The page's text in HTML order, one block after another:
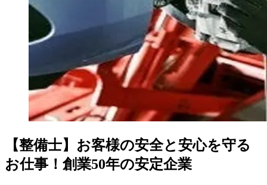
【整備士】お客様の安全と安心を守る
お仕事！創業50年の安定企業